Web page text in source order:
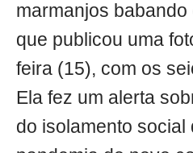
marmanjos babando
que publicou uma
feira (15), com os
Ela fez um alerta
do isolamento social